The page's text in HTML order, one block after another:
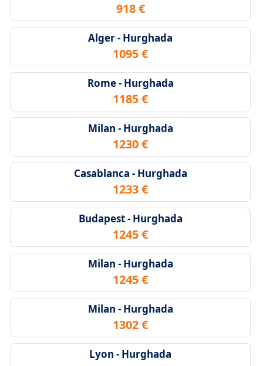
918 €
Alger - Hurghada
1095 €
Rome - Hurghada
1185 €
Milan - Hurghada
1230 €
Casablanca - Hurghada
1233 €
Budapest - Hurghada
1245 €
Milan - Hurghada
1245 €
Milan - Hurghada
1302 €
Lyon - Hurghada